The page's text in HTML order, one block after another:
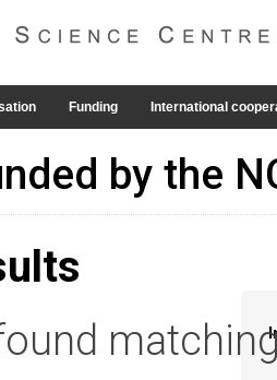
Funding International
by the